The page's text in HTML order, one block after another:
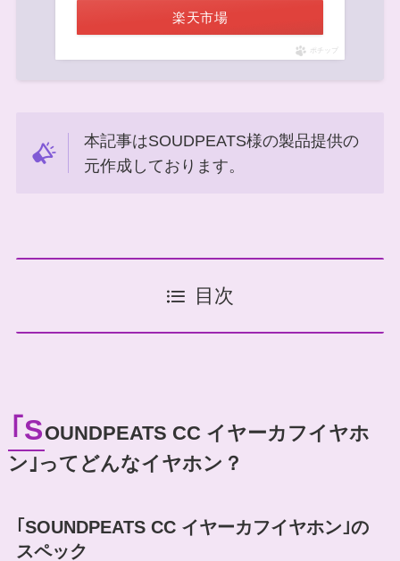
楽天市場
ポチップ
本記事はSOUDPEATS様の製品提供の
元作成しております。
目次
｢SOUNDPEATS CC イヤーカフイヤホ
ン｣ってどんなイヤホン？
｢SOUNDPEATS CC イヤーカフイヤホン｣の
スペック